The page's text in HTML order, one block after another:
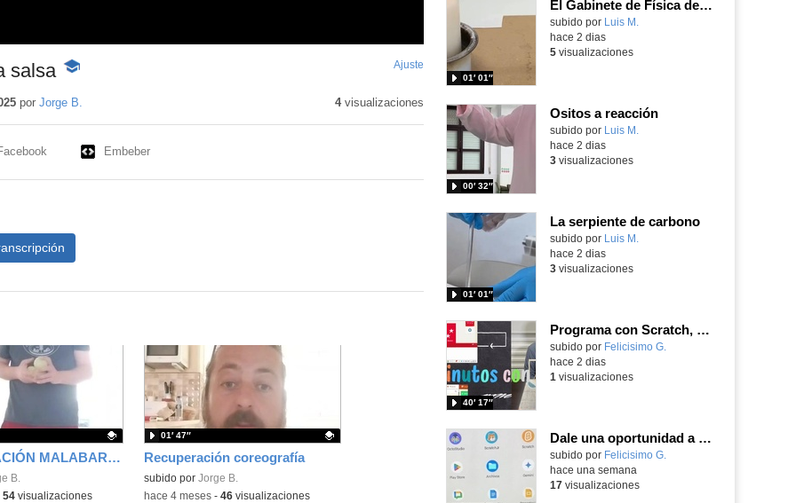
salsa -
educativo
Ajuste
pantalla
por Jorge B. 4visualizaciones
Embeber
RECUPERACIÓN MALABARES
B.
54visualizaciones
Recuperación coreografía
Contenido educativo.
subido por Jorge B.
01′ 47″
-hace 4 meses- 46visualizaciones
El Gabinete de Física del IES Enrique Tierno Galván de Parla (Curso 25-26)
Contenido educativo.
subido por Luis M.
01′ 01″
hace 2 dias
5visualizaciones
Ositos a reacción
Contenido educativo.
subido por Luis M.
00′ 32″
hace 2 dias
3visualizaciones
La serpiente de carbono
Contenido educativo.
subido por Luis M.
01′ 01″
hace 2 dias
3visualizaciones
Programa con Scratch, 8 diferentes juegos para vivir la emoción de los partidos de España en el mundial 2026
Contenido educativo.
subido por Felicisimo G.
40′ 17″
hace 2 dias
1 visualizaciones
Dale una oportunidad a los Chromebooks y utiliza un proyector para realizar talleres si no tienes pantallas táctiles
Contenido educativo.
subido por Felicisimo G.
hace una semana
17visualizaciones